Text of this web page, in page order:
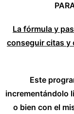
La fórmula y
conseguir citas y
Este
incrementándolo
o bien con el